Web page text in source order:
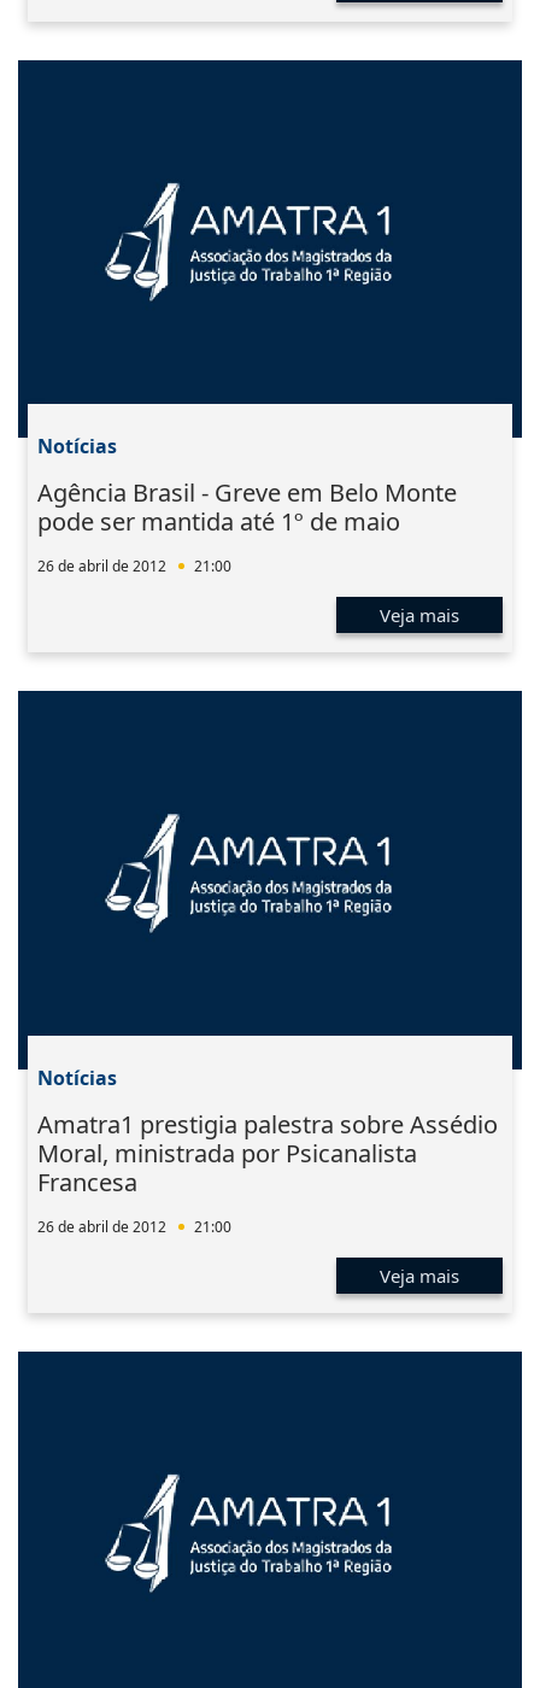
Notícias
Agência Brasil - Greve em Belo Monte
pode ser mantida até 1º de maio
26 de abril de 2012 21:00
Veja mais
Notícias
Amatra1 prestigia palestra sobre Assédio
Moral, ministrada por Psicanalista
Francesa
26 de abril de 2012 21:00
Veja mais